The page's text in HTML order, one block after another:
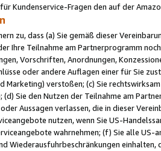
Kundenservice-Fragen den auf der
zu, dass (a) Sie gemäß dieser
Ihre Teilnahme am Partnerprogramm
Vorschriften, Anordnungen,
oder andere Auflagen einer für Sie
Marketing) verstoßen; (c) Sie
(d) Sie den Nutzen der Teilnahme am
Aussagen verlassen, die in dieser
nutzen, wenn Sie US-
wahrnehmen; (f) Sie alle
Wiederausfuhrbeschränkungen